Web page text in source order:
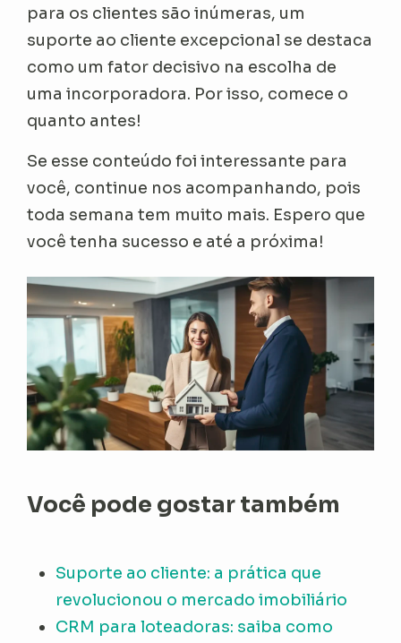
para os clientes são inúmeras, um
suporte ao cliente excepcional se destaca
como um fator decisivo na escolha de
uma incorporadora. Por isso, comece o
quanto antes!
Se esse conteúdo foi interessante para
você, continue nos acompanhando, pois
toda semana tem muito mais. Espero que
você tenha sucesso e até a próxima!
Você pode gostar também
Suporte ao cliente: a prática que
revolucionou o mercado imobiliário
CRM para loteadoras: saiba como